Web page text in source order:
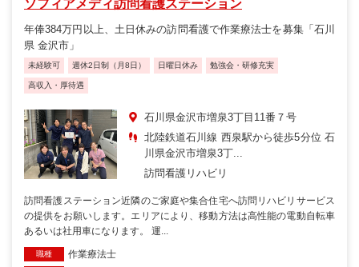
ソフィアメディ訪問看護ステーション
年俸384万円以上、土日休みの訪問看護で作業療法士を募集「石川
県 金沢市」
未経験可 週休2日制（月8日） 日曜日休み 勉強会・研修充実
高収入・厚待遇
石川県金沢市増泉3丁目11番７号
北陸鉄道石川線 西泉駅から徒歩5分位 石
川県金沢市増泉3丁...
訪問看護リハビリ
訪問看護ステーション近隣のご家庭や集合住宅へ訪問リハビリサービス
の提供をお願いします。エリアにより、移動方法は高性能の電動自転車
あるいは社用車になります。 運...
職種 作業療法士